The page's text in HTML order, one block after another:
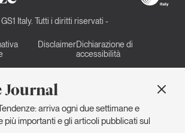
Journal
arriva ogni due settimane e
più importanti e gli articoli pubblicati sul
Italy. Tutti i diritti riservati -
DisclaimerDichiarazione di
accessibilità